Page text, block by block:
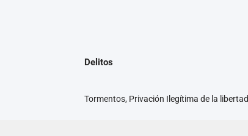
Delitos
Tormentos, Privación Ilegítima de la libertad